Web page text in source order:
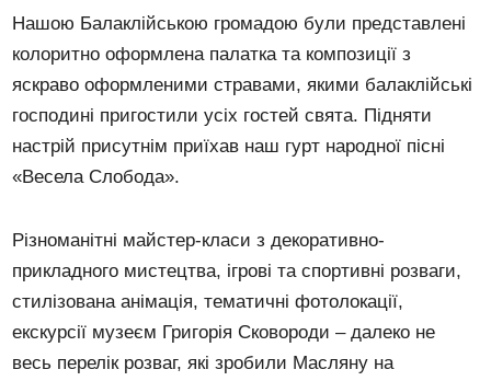
Нашою Балаклійською громадою були представлені
колоритно оформлена палатка та композиції з
яскраво оформленими стравами, якими балаклійські
господині пригостили усіх гостей свята. Підняти
настрій присутнім приїхав наш гурт народної пісні
«Весела Слобода».
Різноманітні майстер-класи з декоративно-
прикладного мистецтва, ігрові та спортивні розваги,
стилізована анімація, тематичні фотолокації,
екскурсії музеєм Григорія Сковороди – далеко не
весь перелік розваг, які зробили Масляну на